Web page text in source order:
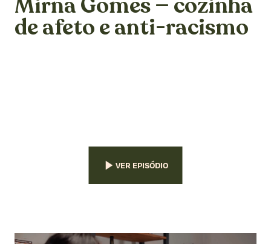
Mirna Gomes — cozinha
de afeto e anti-racismo
VER EPISÓDIO